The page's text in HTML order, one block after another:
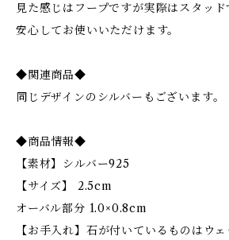
見た感じはフープですが実際はスタッド
安心してお使いいただけます。
◆関連商品◆
同じデザインのシルバーもございます。
◆商品情報◆
【素材】シルバー925
【サイズ】 2.5cm
オーバル部分 1.0×0.8cm
【お手入れ】石が付いているものはウ